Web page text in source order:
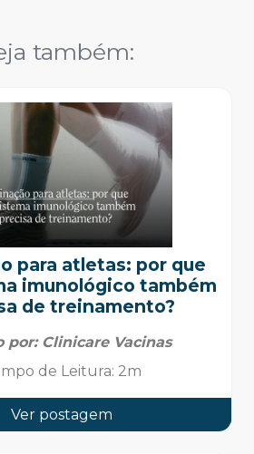
também:
para atletas: por que
imunológico também
de treinamento?
por: Clinicare Vacinas
de Leitura: 2m
Ver postagem